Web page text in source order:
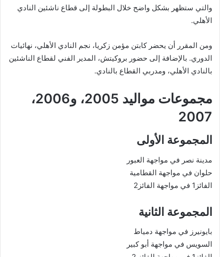
والتي ستظهر بشكل واضح خلال البطولة إلى قطاع ناشئين النادي
الأهلي.
ومن المقرر أن يحضر كابتن مؤمن زكريا، نجم النادي الأهلي، نهائيات
الدوري. بالإضافة إلى حضور بروكيتش، المدير الفني لقطاع الناشئين
بالنادي الأهلي، ومدربي القطاع بالنادي.
مجموعات مواليد 2005، و2006،
2007
المجموعة الأولى
مدينة نصر في مواجهة العبور
حلوان في مواجهة القطامية
الفائز1 في مواجهة الفائز2
المجموعة الثانية
بايونيرز في مواجهة دمياط
السويس في مواجهة أبو كبير